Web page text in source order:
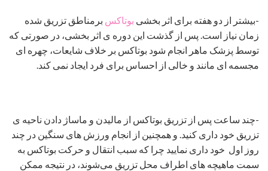
-بیشتر از دو هفته برای اثر بخشی بوتاکس برمناطق تزریق شده
زمان نیاز است. پس از گذشت این دوره ی اثر بخشی، در صورتی که
توسط پزشک ماهر انجام شود بوتاکس بر خلاف شایعات، چهره ای
مجسمه ای مانند و خالی از احساس برای فرد ایجاد نمی کند.
-چند ساعت پس از تزریق بوتاکس از مالیدن و ماساژ دادن ناحیه ی
تزریق خود داری کنید. و همچنین از انجام ورزش های سنگین در چند
روز اول خود داری نمایید چرا که سبب انتقال و حرکت بوتاکس به
سمت ماهیچه های اطراف محل تزریق می‌شوند، در نتیجه ممکن